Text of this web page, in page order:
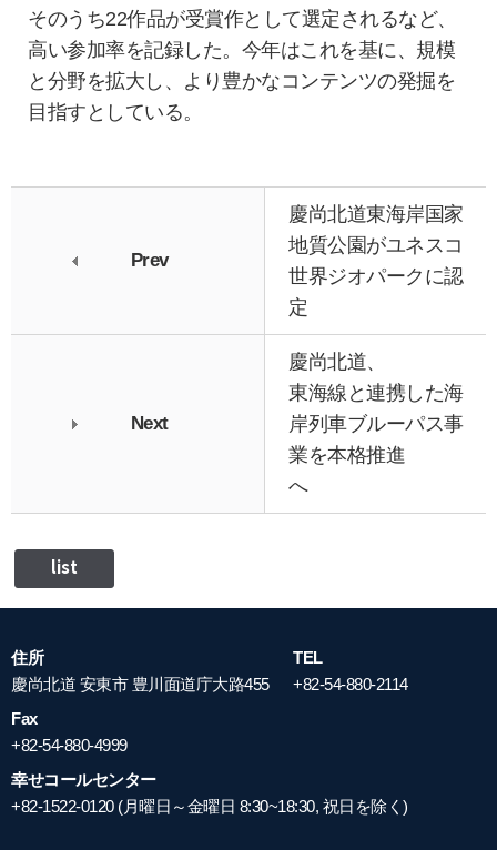
そのうち22作品が受賞作として選定されるなど、
高い参加率を記録した。今年はこれを基に、規模
と分野を拡大し、より豊かなコンテンツの発掘を
目指すとしている。
Prev
慶尚北道東海岸国家
地質公園がユネスコ
世界ジオパークに認
定
Next
慶尚北道、
東海線と連携した海
岸列車ブルーパス事
業を本格推進
へ
list
住所
慶尚北道 安東市 豊川面道庁大路455
TEL
+82-54-880-2114
Fax
+82-54-880-4999
幸せコールセンター
+82-1522-0120 (月曜日～金曜日 8:30~18:30, 祝日を除く)